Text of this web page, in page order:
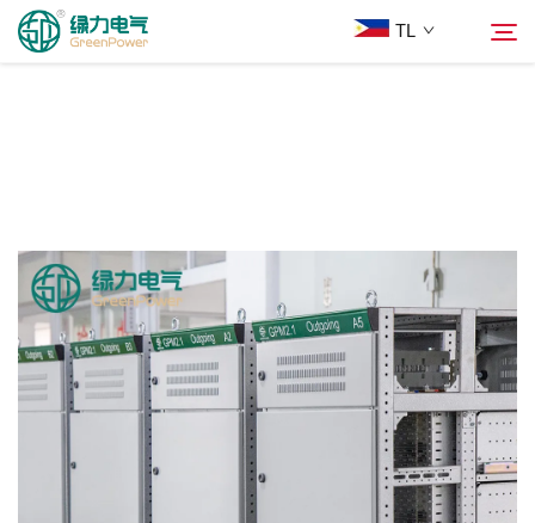
TL
Tungkol Sa Amin
Mga Solusyon
Makipag-ugnayan sa Amin